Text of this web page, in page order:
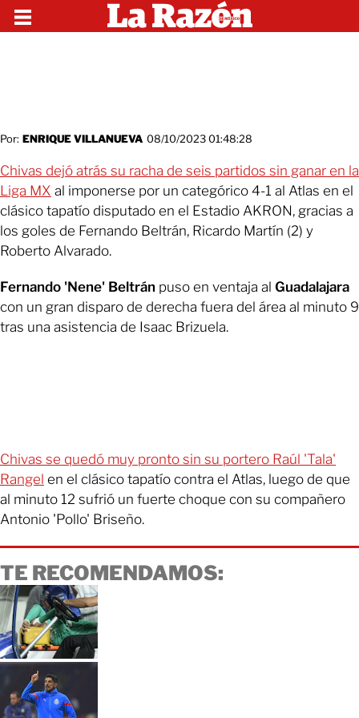
Por: ENRIQUE VILLANUEVA 08/10/2023 01:48:28
Chivas dejó atrás su racha de seis partidos sin ganar en la
Liga MX al imponerse por un categórico 4-1 al Atlas en el
clásico tapatío disputado en el Estadio AKRON, gracias a
los goles de Fernando Beltrán, Ricardo Martín (2) y
Roberto Alvarado.
Fernando 'Nene' Beltrán puso en ventaja al Guadalajara
con un gran disparo de derecha fuera del área al minuto 9
tras una asistencia de Isaac Brizuela.
Chivas se quedó muy pronto sin su portero Raúl 'Tala'
Rangel en el clásico tapatío contra el Atlas, luego de que
al minuto 12 sufrió un fuerte choque con su compañero
Antonio 'Pollo' Briseño.
TE RECOMENDAMOS: